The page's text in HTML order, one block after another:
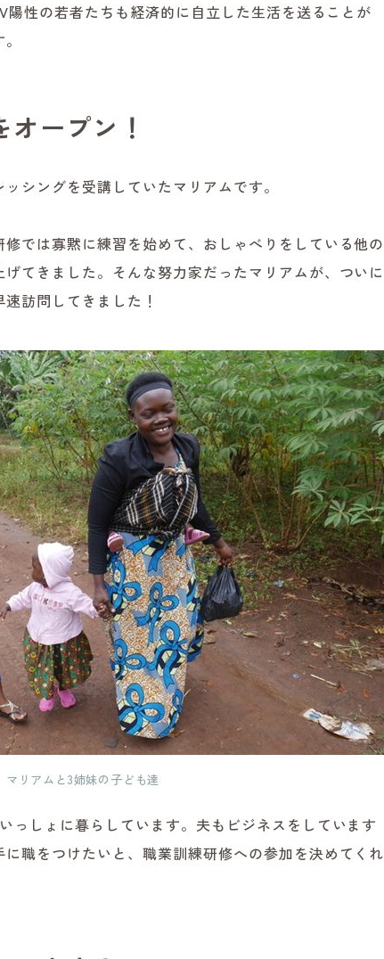
陽性の若者たちも経済的に自立した生活を送ることが
ープン！
シングを受講していたマリアムです。
では寡黙に練習を始めて、おしゃべりをしている他の
てきました。そんな努力家だったマリアムが、ついに
訪問してきました！
マリアムと3姉妹の子ども達
っしょに暮らしています。夫もビジネスをしています
職をつけたいと、職業訓練研修への参加を決めてくれ